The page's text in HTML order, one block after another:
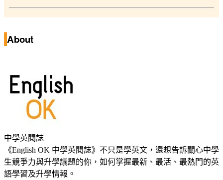
About
中學英閱誌
《English OK 中學英閱誌》不只是學英文，還想告訴關心中學
生競爭力與升學議題的你，如何掌握最新、最活、最熱門的英
語學習及升學情報。